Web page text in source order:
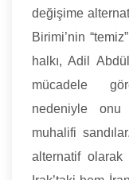
değişime
Birimi’nin
halkı, Adil
mücadele
nedeniyle
muhalifi
alternatif